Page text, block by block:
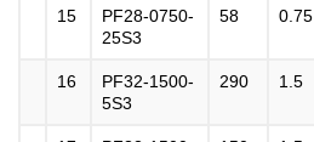
15
PF28-0750-
25S3
58 0.75
16
PF32-1500-
5S3
290 1.5